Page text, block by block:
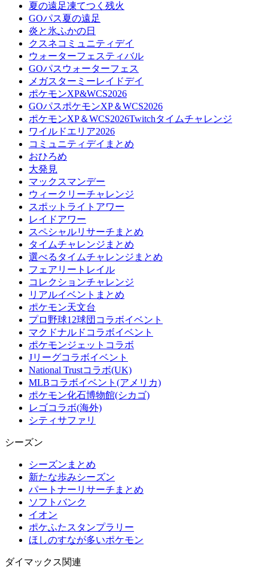
夏の遠足凍てつく残火
GOパス夏の遠足
炎と氷ふかの日
クスネコミュニティデイ
ウォーターフェスティバル
GOパスウォーターフェス
メガスターミーレイドデイ
ポケモンXP&WCS2026
GOパスポケモンXP＆WCS2026
ポケモンXP＆WCS2026Twitchタイムチャレンジ
ワイルドエリア2026
コミュニティデイまとめ
おひろめ
大発見
マックスマンデー
ウィークリーチャレンジ
スポットライトアワー
レイドアワー
スペシャルリサーチまとめ
タイムチャレンジまとめ
選べるタイムチャレンジまとめ
フェアリートレイル
コレクションチャレンジ
リアルイベントまとめ
ポケモン天文台
プロ野球12球団コラボイベント
マクドナルドコラボイベント
ポケモンジェットコラボ
Jリーグコラボイベント
National Trustコラボ(UK)
MLBコラボイベント(アメリカ)
ポケモン化石博物館(シカゴ)
レゴコラボ(海外)
シティサファリ
シーズン
シーズンまとめ
新たな歩みシーズン
パートナーリサーチまとめ
ソフトバンク
イオン
ポケふたスタンプラリー
ほしのすなが多いポケモン
ダイマックス関連